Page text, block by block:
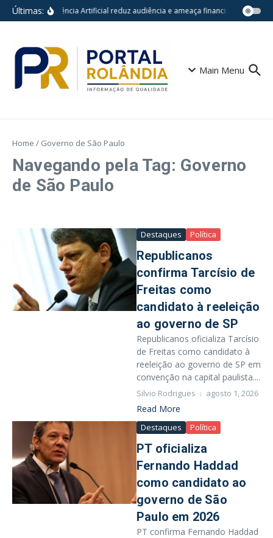
Ir para o conteúdo
Últimas:Inteligência Artificial reduz audiência e ameaça financiamento do
Main Menu
Home / Governo de São Paulo
Navegando pela Tag: Governo
de São Paulo
Destaques Política
Republicanos
confirma Tarcísio de
Freitas como
candidato à reeleição
ao governo de SP
Republicanos oficializa Tarcísio
de Freitas como candidato à
reeleição ao governo de SP em
convenção na capital paulista....
Silvio Rodrigues agosto 1, 2026
Read More
Destaques Política
PT oficializa
Fernando Haddad
como candidato ao
governo de São
Paulo em 2026
PT confirma Fernando Haddad